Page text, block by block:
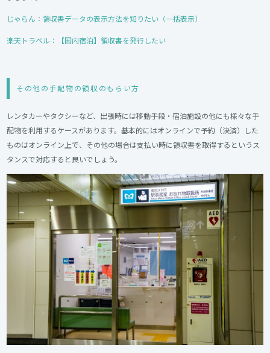
じゃらん：領収書データの表示方法を知りたい（一括表示）
楽天トラベル：【国内宿泊】領収書を発行したい
その他の手配物の領収のもらい方
レンタカーやタクシーなど、出張時には移動手段・宿泊施設の他にも様々な手
配物を利用するケースがあります。基本的にはオンラインで予約（決済）した
ものはオンライン上で、その他の場合は支払い時に領収書を取得するというス
タンスで対応すると良いでしょう。